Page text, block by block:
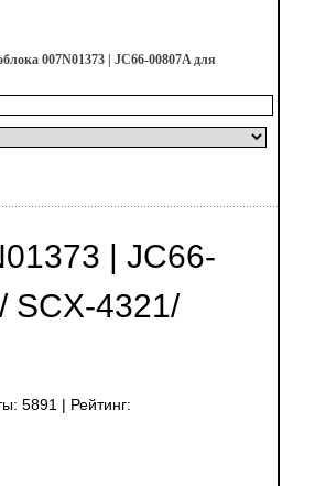
007N01373 | JC66-00807A для
| JC66-
SCX-4321/
5891 Рейтинг: